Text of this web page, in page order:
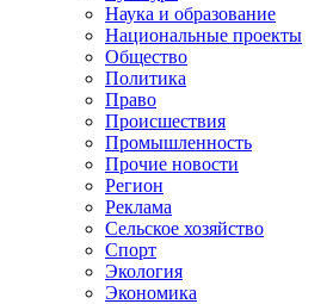
Наука и образование
Национальные проекты
Общество
Политика
Право
Происшествия
Промышленность
Прочие новости
Регион
Реклама
Сельское хозяйство
Спорт
Экология
Экономика